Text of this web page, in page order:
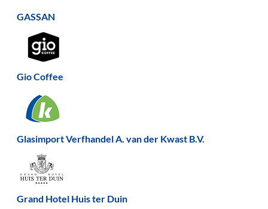
GASSAN
Gio Coffee
Glasimport Verfhandel A. van der Kwast B.V.
Grand Hotel Huis ter Duin